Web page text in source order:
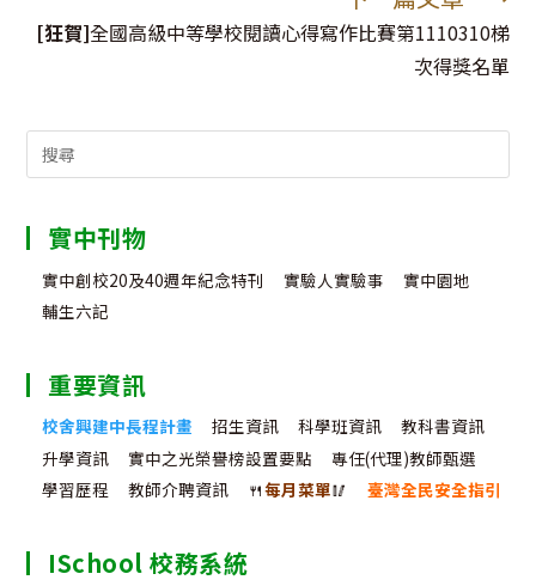
[狂賀]全國高級中等學校閱讀心得寫作比賽第1110310梯
次得獎名單
Search
實中刊物
實中創校20及40週年紀念特刊 實驗人實驗事
實中園地
輔生六記
重要資訊
校舍興建中長程計畫 招生資訊 科學班資訊
教科書資訊
升學資訊
實中之光榮譽榜設置要點
專任(代理)教師甄選
學習歷程
教師介聘資訊 🍴每月菜單🥢 臺灣全民安全指引
ISchool 校務系統